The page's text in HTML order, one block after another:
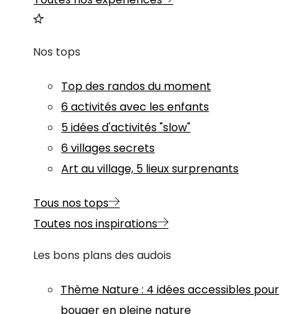
Nos tops
Top des randos du moment
6 activités avec les enfants
5 idées d'activités "slow"
6 villages secrets
Art au village, 5 lieux surprenants
Tous nos tops
Toutes nos inspirations
Les bons plans des audois
Thème Nature: 4 idées accessibles pour
bouger en pleine nature